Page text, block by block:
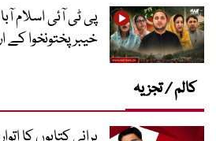
پی ٹی آئی اسلام
خیبر پختونخوا کے
کالم / تجزیہ